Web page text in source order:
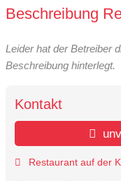
Beschreibung
Leider hat der Betreiber
Beschreibung hinterlegt.
Kontakt
Restaurant auf der